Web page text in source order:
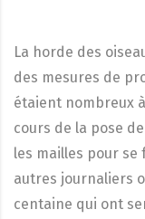
La horde des
des mesures de
étaient nombreux
cours de la pose
les mailles pour se
autres journaliers
centaine qui ont